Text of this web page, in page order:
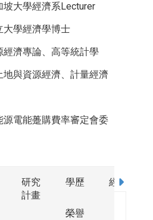
大學經濟系Lecturer
大學經濟學博士
濟專論、高等統計學
與資源經濟、計量經濟
電能躉購費率審定會委
研究
計畫
學歷 經歷
榮譽